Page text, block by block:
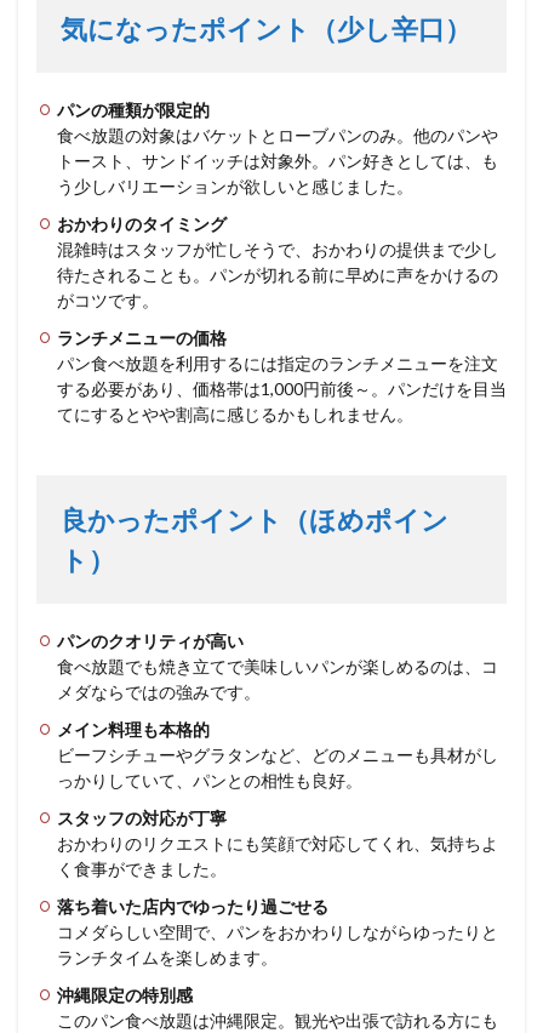
気になったポイント（少し辛口）
パンの種類が限定的
食べ放題の対象はバケットとローブパンのみ。他のパンや
トースト、サンドイッチは対象外。パン好きとしては、も
う少しバリエーションが欲しいと感じました。
おかわりのタイミング
混雑時はスタッフが忙しそうで、おかわりの提供まで少し
待たされることも。パンが切れる前に早めに声をかけるの
がコツです。
ランチメニューの価格
パン食べ放題を利用するには指定のランチメニューを注文
する必要があり、価格帯は1,000円前後～。パンだけを目当
てにするとやや割高に感じるかもしれません。
良かったポイント（ほめポイン
ト）
パンのクオリティが高い
食べ放題でも焼き立てで美味しいパンが楽しめるのは、コ
メダならではの強みです。
メイン料理も本格的
ビーフシチューやグラタンなど、どのメニューも具材がし
っかりしていて、パンとの相性も良好。
スタッフの対応が丁寧
おかわりのリクエストにも笑顔で対応してくれ、気持ちよ
く食事ができました。
落ち着いた店内でゆったり過ごせる
コメダらしい空間で、パンをおかわりしながらゆったりと
ランチタイムを楽しめます。
沖縄限定の特別感
このパン食べ放題は沖縄限定。観光や出張で訪れる方にも